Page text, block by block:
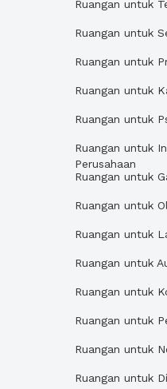
Ruangan untuk
Ruangan untuk
Ruangan untuk
Ruangan untuk
Ruangan untuk
Ruangan untuk
Perusahaan
Ruangan untuk
Ruangan untuk
Ruangan untuk
Ruangan untuk
Ruangan untuk
Ruangan untuk
Ruangan untuk
Ruangan untuk